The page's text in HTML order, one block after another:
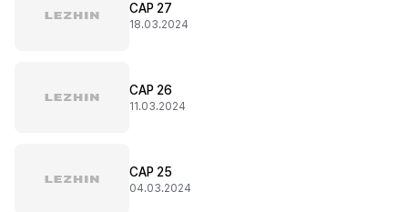
CAP 27
18.03.2024
CAP 26
11.03.2024
CAP 25
04.03.2024